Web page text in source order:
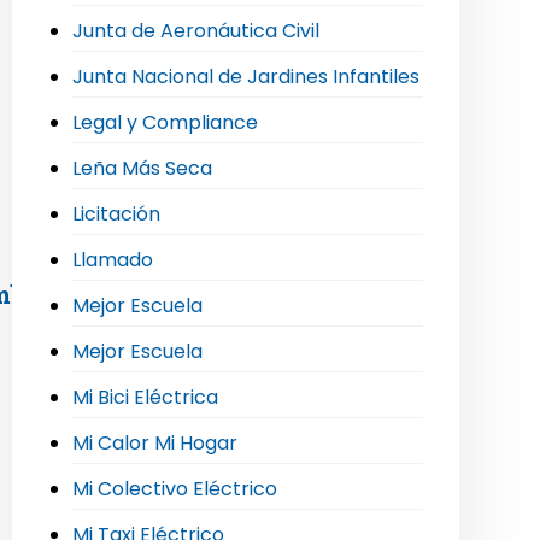
extraordinaria de socios
Junta de Aeronáutica Civil
Junta Nacional de Jardines Infantiles
Legal y Compliance
Leña Más Seca
Licitación
Llamado
Mejor Escuela
Mejor Escuela
Mi Bici Eléctrica
Mi Calor Mi Hogar
Mi Colectivo Eléctrico